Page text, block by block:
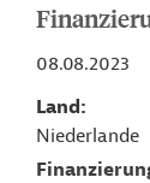
08.08.2023
Land
Niederlande